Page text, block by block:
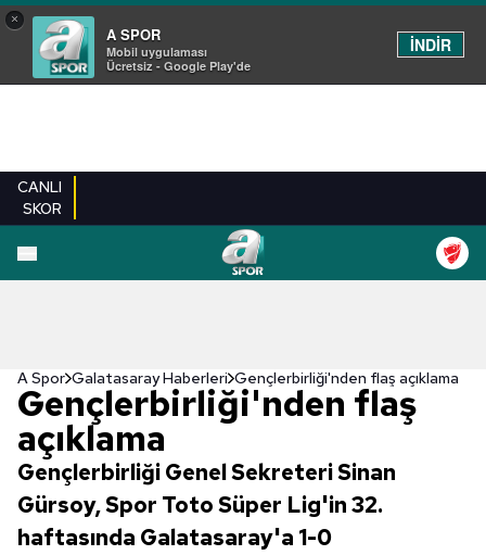
×
A SPOR
Mobil uygulaması
Ücretsiz - Google Play'de
İNDİR
CANLI
SKOR
A Spor Galatasaray Haberleri Gençlerbirliği'nden flaş açıklama
Gençlerbirliği'nden flaş
açıklama
Gençlerbirliği Genel Sekreteri Sinan
Gürsoy, Spor Toto Süper Lig'in 32.
haftasında Galatasaray'a 1-0